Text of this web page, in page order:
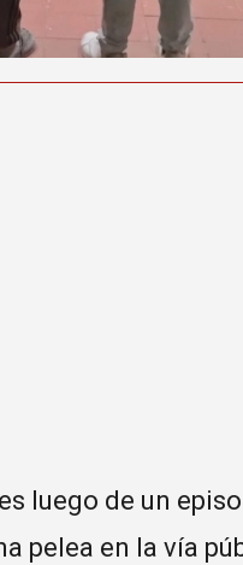
luego de un
pelea en la vía